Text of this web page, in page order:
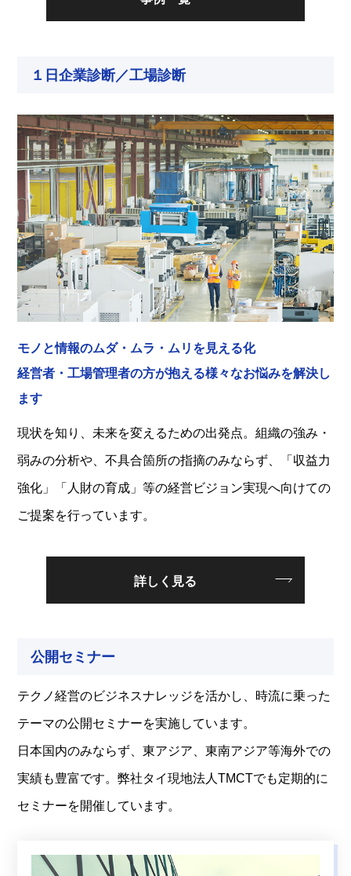
１日企業診断／工場診断
モノと情報のムダ・ムラ・ムリを見える化
経営者・工場管理者の方が抱える様々なお悩みを解決し
ます
現状を知り、未来を変えるための出発点。組織の強み・
弱みの分析や、不具合箇所の指摘のみならず、「収益力
強化」「人財の育成」等の経営ビジョン実現へ向けての
ご提案を行っています。
詳しく見る
公開セミナー
テクノ経営のビジネスナレッジを活かし、時流に乗った
テーマの公開セミナーを実施しています。
日本国内のみならず、東アジア、東南アジア等海外での
実績も豊富です。弊社タイ現地法人TMCTでも定期的に
セミナーを開催しています。